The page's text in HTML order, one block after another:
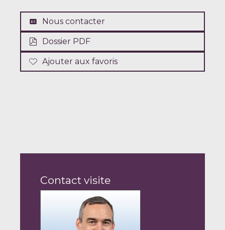
Nous contacter
Dossier PDF
Ajouter aux favoris
Contact visite